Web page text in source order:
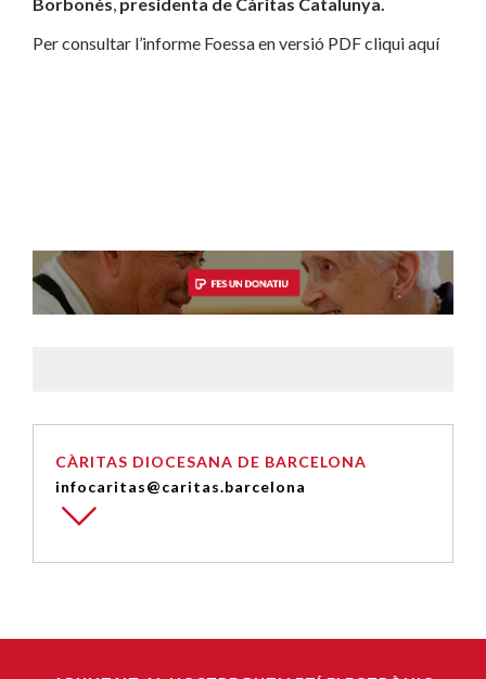
Per consultar l’informe Foessa en versió PDF cliqui aquí
CÀRITAS DIOCESANA DE BARCELONA
infocaritas@caritas.barcelona